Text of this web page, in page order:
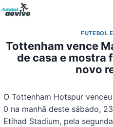
Pular
para
Conteúdo
FUTEBOL
Tottenham vence
de casa e mostra
novo
O Tottenham Hotspur
0 na manhã deste sábado,
Etihad Stadium, pela